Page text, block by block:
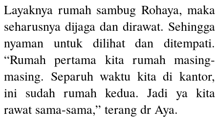
Layaknya rumah sambug Rohaya, maka
seharusnya dijaga dan dirawat. Sehingga
nyaman untuk dilihat dan ditempati.
“Rumah pertama kita rumah masing-
masing. Separuh waktu kita di kantor,
ini sudah rumah kedua. Jadi ya kita
rawat sama-sama,” terang dr Aya.